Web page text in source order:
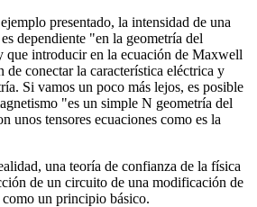
presentado, la intensidad de una
dependiente "en la geometría del
que introducir en la ecuación de Maxwell
conectar la característica eléctrica y
Si vamos un poco más lejos, es posible
"es un simple N geometría del
unos tensores ecuaciones como es la
una teoría de confianza de la física
de un circuito de una modificación de
un principio básico.